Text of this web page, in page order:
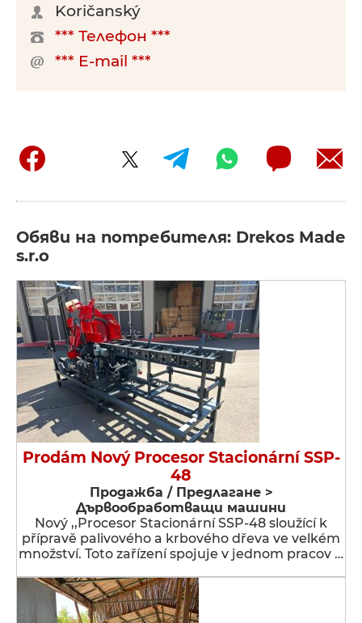
Koričanský
*** Телефон ***
*** E-mail ***
Обяви на потребителя: Drekos Made
s.r.o
Prodám Nový Procesor Stacionární SSP-
48
Продажба / Предлагане >
Дървообработващи машини
Nový ,,Procesor Stacionární SSP-48 sloužící k
přípravě palivového a krbového dřeva ve velkém
množství. Toto zařízení spojuje v jednom pracov …